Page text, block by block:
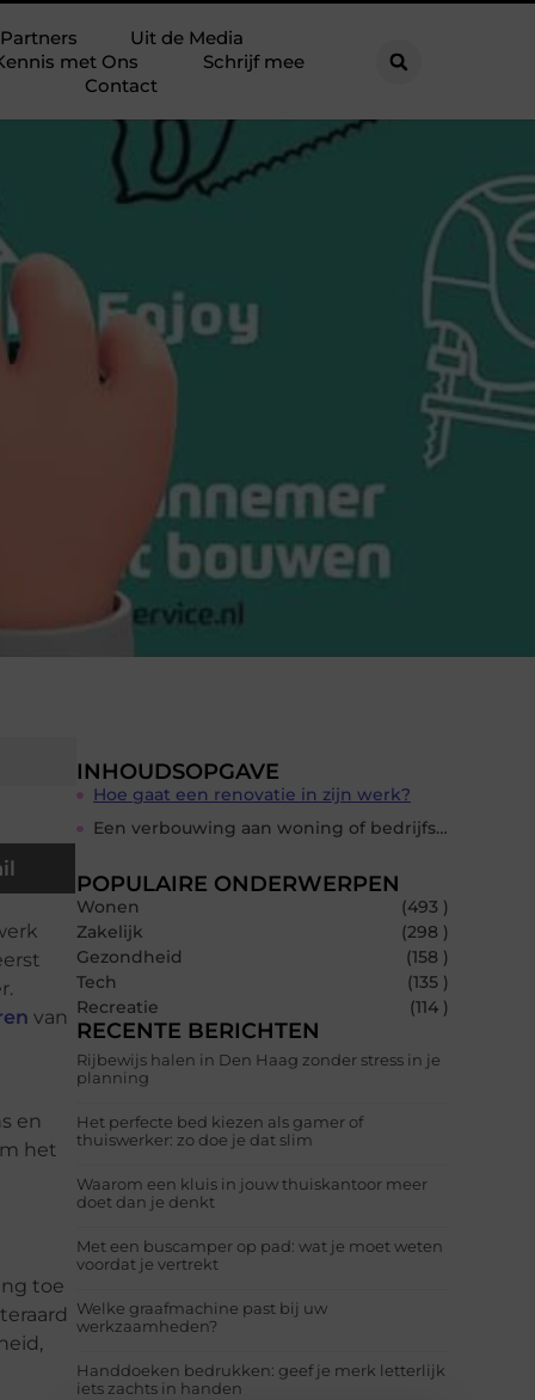
Partners
Uit de Media
met Ons
Schrijf mee
Contact
van
en
het
toe
INHOUDSOPGAVE
Hoe gaat een renovatie in zijn werk?
Een verbouwing aan woning of bedrijfspand
POPULAIRE ONDERWERPEN
Wonen
(493 )
Zakelijk
(298 )
Gezondheid
(158 )
Tech
(135 )
Recreatie
(114 )
RECENTE BERICHTEN
Rijbewijs halen in Den Haag zonder stress in je
planning
Het perfecte bed kiezen als gamer of
thuiswerker: zo doe je dat slim
Waarom een kluis in jouw thuiskantoor meer
doet dan je denkt
Met een buscamper op pad: wat je moet weten
voordat je vertrekt
Welke graafmachine past bij uw
werkzaamheden?
Handdoeken bedrukken: geef je merk letterlijk
iets zachts in handen